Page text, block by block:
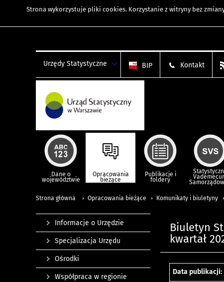
Strona wykorzystuje pliki cookies. Korzystanie z witryny bez
Urzędy Statystyczne BIP Kontakt
Dane o
województwie
Opracowania
bieżące
Publikacje i
foldery
Strona główna Opracowania bieżące Komunikaty i biuletyny
Biuletyn
kwartał
Data publikacji:
Informacje o Urzędzie
Specjalizacja Urzędu
Ośrodki
Współpraca w regionie